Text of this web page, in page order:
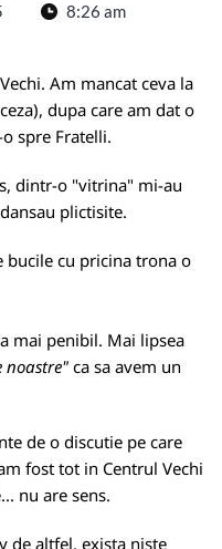
8:26 am
Am mancat ceva la
dupa care am dat o
spre Fratelli.
dintr-o "vitrina" mi-au
plictisite.
bucile cu pricina trona o
mai penibil. Mai lipsea
noastre" ca sa avem un
de o discutie pe care
fost tot in Centrul Vechi
nu are sens.
de altfel, exista niste